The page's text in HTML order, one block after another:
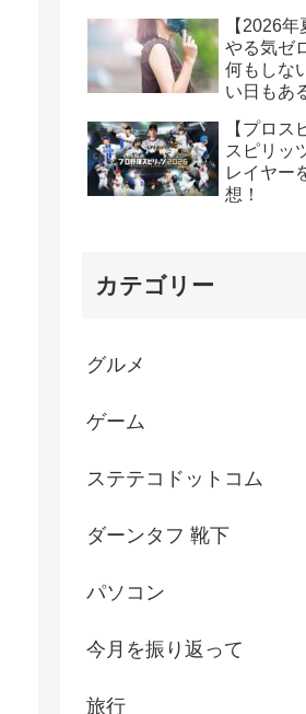
【2026
やる気ゼ
何もしな
い日もあ
【プロス
スピリッ
レイヤー
想！
カテゴリー
グルメ
ゲーム
ステテコドットコム
ダーンタフ 靴下
パソコン
今月を振り返って
旅行